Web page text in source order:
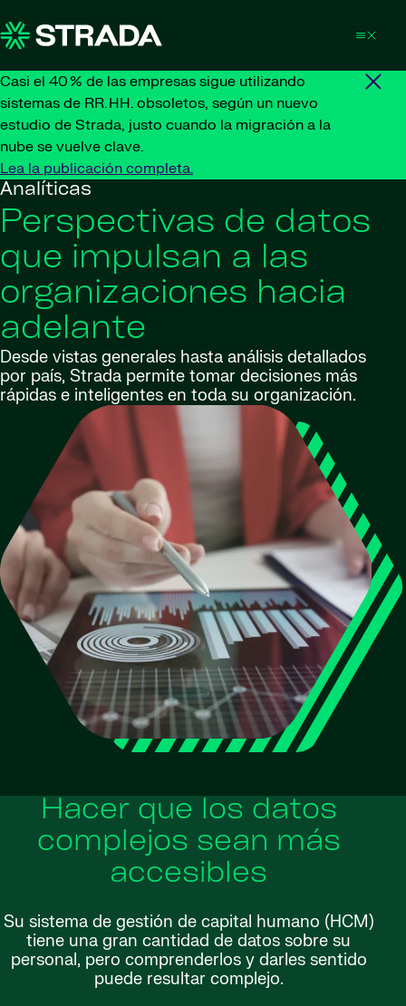
Casi el 40 % de las empresas sigue utilizando
sistemas de RR. HH. obsoletos, según un nuevo
estudio de Strada, justo cuando la migración a la
nube se vuelve clave.
Lea la publicación completa.
Analíticas
Perspectivas de datos
que impulsan a las
organizaciones hacia
adelante
Desde vistas generales hasta análisis detallados
por país, Strada permite tomar decisiones más
rápidas e inteligentes en toda su organización.
Hacer que los datos
complejos sean más
accesibles
Su sistema de gestión de capital humano (HCM)
tiene una gran cantidad de datos sobre su
personal, pero comprenderlos y darles sentido
puede resultar complejo.